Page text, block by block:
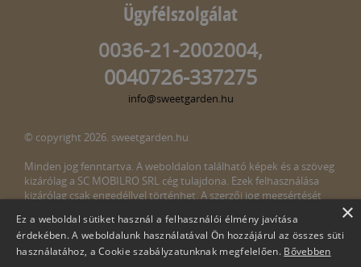
Ügyfélszolgálat
0036-21-2002004,
0040726-337275
info@sweetgarden.hu
© copyright 2026. sweetgarden.hu
Minden jog fenntartva. A weboldalon található képek és a szöveg
kizárólag a SC MOBILRO SRL cég tulajdona. Ezek felhasználása
kizárólag csak engedéllyel történhet. A szerzői jog megsértését
megsértését észlelné, kérjük, jelezze ezt felénk a következő e-mail
címen:info@sweetgarden.hu
×
Ez a weboldal sütiket használ a felhasználói élmény javítása
érdekében. A weboldalunk használatával Ön hozzájárul az összes süti
használatához, a Cookie szabályzatunknak megfelelően. Bővebben